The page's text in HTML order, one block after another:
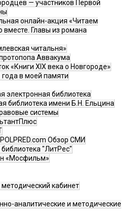
— участников Первой
онлайн-акция «Читаем
вместе. Главы из романа
читальня»
Аввакума
«Книги XIX века о Новгороде»
в моей памяти
электронная библиотека
библиотека имени Б.Н. Ельцина
системы
Обзор СМИ
"ЛитРес"
«Мосфильм»
кабинет
аналитические и методические